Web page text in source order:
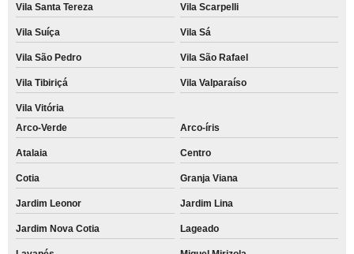
Vila Santa Tereza Vila Scarpelli
Vila Suíça Vila Sá
Vila São Pedro Vila São Rafael
Vila Tibiriçá Vila Valparaíso
Vila Vitória
Arco-Verde
Arco-íris
Atalaia Centro
Cotia Granja Viana
Jardim Leonor Jardim Lina
Jardim Nova Cotia Lageado